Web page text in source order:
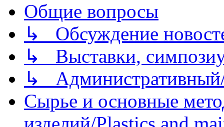
Общие вопросы
↳ Обсуждение
↳ Выставки,
↳
Сырье и основные